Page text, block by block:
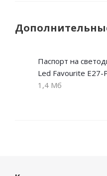
Паспорт на
Led Favourite E27-
1,4 Мб